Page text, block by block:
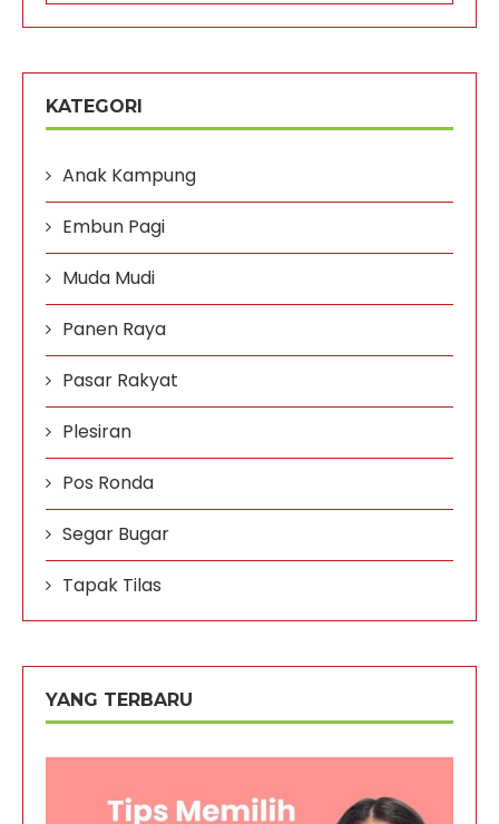
KATEGORI
Anak Kampung
Embun Pagi
Muda Mudi
Panen Raya
Pasar Rakyat
Plesiran
Pos Ronda
Segar Bugar
Tapak Tilas
YANG TERBARU